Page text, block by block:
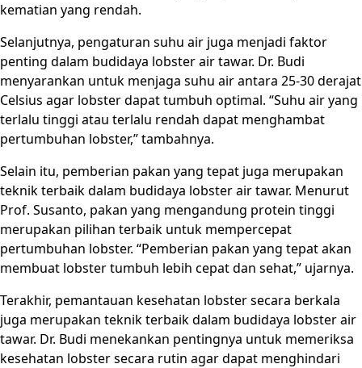
kematian yang rendah.
Selanjutnya, pengaturan suhu air juga menjadi faktor
penting dalam budidaya lobster air tawar. Dr. Budi
menyarankan untuk menjaga suhu air antara 25-30 derajat
Celsius agar lobster dapat tumbuh optimal. “Suhu air yang
terlalu tinggi atau terlalu rendah dapat menghambat
pertumbuhan lobster,” tambahnya.
Selain itu, pemberian pakan yang tepat juga merupakan
teknik terbaik dalam budidaya lobster air tawar. Menurut
Prof. Susanto, pakan yang mengandung protein tinggi
merupakan pilihan terbaik untuk mempercepat
pertumbuhan lobster. “Pemberian pakan yang tepat akan
membuat lobster tumbuh lebih cepat dan sehat,” ujarnya.
Terakhir, pemantauan kesehatan lobster secara berkala
juga merupakan teknik terbaik dalam budidaya lobster air
tawar. Dr. Budi menekankan pentingnya untuk memeriksa
kesehatan lobster secara rutin agar dapat menghindari